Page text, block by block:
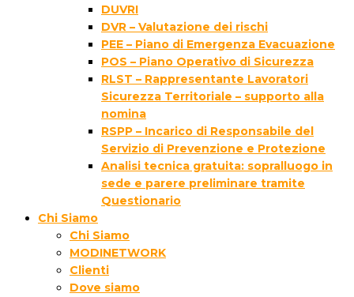
DUVRI
DVR – Valutazione dei rischi
PEE – Piano di Emergenza Evacuazione
POS – Piano Operativo di Sicurezza
RLST – Rappresentante Lavoratori
Sicurezza Territoriale – supporto alla
nomina
RSPP – Incarico di Responsabile del
Servizio di Prevenzione e Protezione
Analisi tecnica gratuita: sopralluogo in
sede e parere preliminare tramite
Questionario
Chi Siamo
Chi Siamo
MODINETWORK
Clienti
Dove siamo